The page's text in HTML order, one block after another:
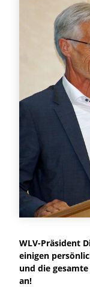
WLV-Präsident
einigen
und die
an!